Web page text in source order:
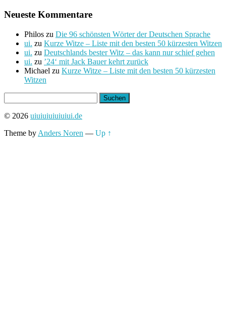
Neueste Kommentare
Philos zu Die 96 schönsten Wörter der Deutschen Sprache
ui. zu Kurze Witze – Liste mit den besten 50 kürzesten Witzen
ui. zu Deutschlands bester Witz – das kann nur schief gehen
ui. zu ’24‘ mit Jack Bauer kehrt zurück
Michael zu Kurze Witze – Liste mit den besten 50 kürzesten
Witzen
nach:
© 2026 uiuiuiuiuiuiui.de
Theme by Anders Noren — Up ↑